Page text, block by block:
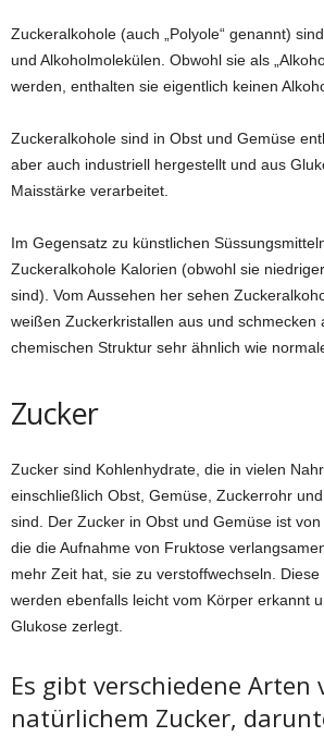
Zuckeralkohole (auch „Polyole“ genannt)
und Alkoholmolekülen. Obwohl sie als
werden, enthalten sie eigentlich keinen
Zuckeralkohole sind in Obst und Gemüse
aber auch industriell hergestellt und aus
Maisstärke verarbeitet.
Im Gegensatz zu künstlichen
Zuckeralkohole Kalorien (obwohl sie
sind). Vom Aussehen her sehen
weißen Zuckerkristallen aus und schmecken
chemischen Struktur sehr ähnlich wie
Zucker
Zucker sind Kohlenhydrate, die in vielen
einschließlich Obst, Gemüse, Zuckerrohr
sind. Der Zucker in Obst und Gemüse ist
die die Aufnahme von Fruktose
mehr Zeit hat, sie zu verstoffwechseln.
werden ebenfalls leicht vom Körper erkannt
Glukose zerlegt.
Es gibt verschiedene Arten
natürlichem Zucker,